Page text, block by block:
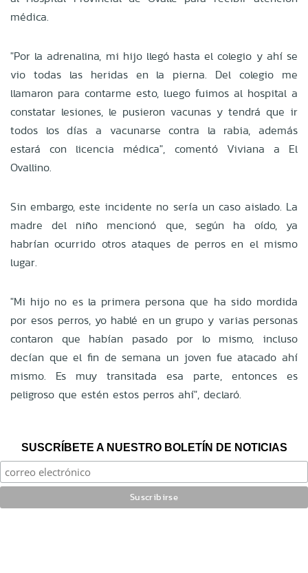
médica.
"Por la adrenalina, mi hijo llegó hasta el colegio y ahí se
vio todas las heridas en la pierna. Del colegio me
llamaron para contarme esto, luego fuimos al hospital a
constatar lesiones, le pusieron vacunas y tendrá que ir
todos los días a vacunarse contra la rabia, además
estará con licencia médica", comentó Viviana a El
Ovallino.
Sin embargo, este incidente no sería un caso aislado. La
madre del niño mencionó que, según ha oído, ya
habrían ocurrido otros ataques de perros en el mismo
lugar.
"Mi hijo no es la primera persona que ha sido mordida
por esos perros, yo hablé en un grupo y varias personas
contaron que habían pasado por lo mismo, incluso
decían que el fin de semana un joven fue atacado ahí
mismo. Es muy transitada esa parte, entonces es
peligroso que estén estos perros ahí", declaró.
SUSCRÍBETE A NUESTRO BOLETÍN DE NOTICIAS